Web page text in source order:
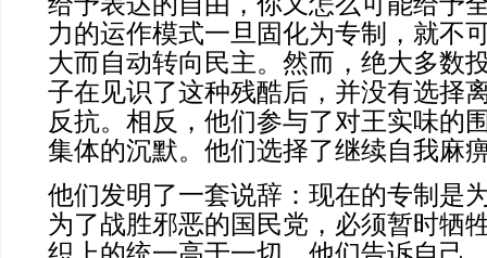
力的运作模式一旦固化为专制，就不
大而自动转向民主。然而，绝大多数
子在见识了这种残酷后，并没有选择
反抗。相反，他们参与了对王实味的
集体的沉默。他们选择了继续自我麻
他们发明了一套说辞：现在的专制是
为了战胜邪恶的国民党，必须暂时牺